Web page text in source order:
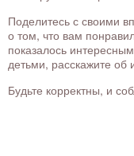
Поделитесь с своими
о том, что вам
показалось
детьми, расскажите об
Будьте корректны, и